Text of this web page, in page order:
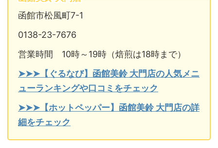
函館市松風町7-1
0138-23-7676
営業時間 10時～19時（焙煎は18時まで）
➤➤➤【ぐるなび】函館美鈴 大門店の人気メニ
ューランキングや口コミをチェック
➤➤➤【ホットペッパー】函館美鈴 大門店の詳
細をチェック